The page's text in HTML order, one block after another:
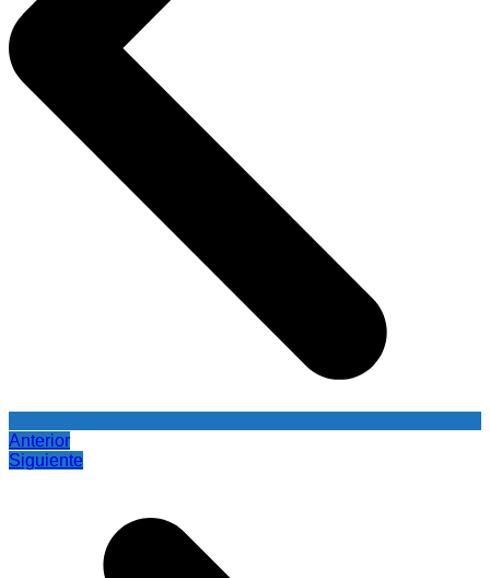
Anterior
Siguiente